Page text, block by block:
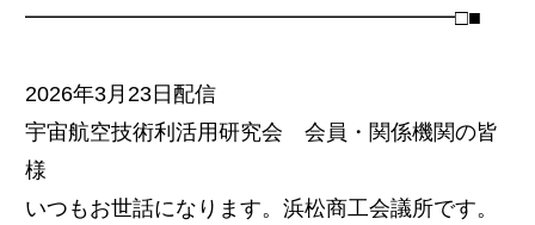
━━━━━━━━━━━━━━━━━━━━□■
2026年3月23日配信
宇宙航空技術利活用研究会 会員・関係機関の皆
様
いつもお世話になります。浜松商工会議所です。